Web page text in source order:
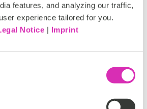
features, and analyzing our traffic,
experience tailored for you.
Notice | Imprint